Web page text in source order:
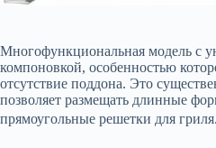
Многофункциональная модель с
компоновкой, особенностью
отсутствие поддона. Это
позволяет размещать длинные
прямоугольные решетки для